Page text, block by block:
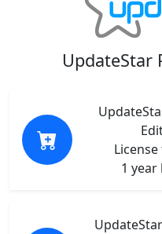
UpdateStar
1 year